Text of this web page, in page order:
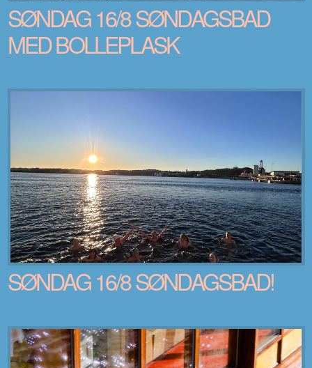
SØNDAG 16/8 SØNDAGSBAD
MED BOLLEPLASK
SØNDAG 16/8 SØNDAGSBAD!